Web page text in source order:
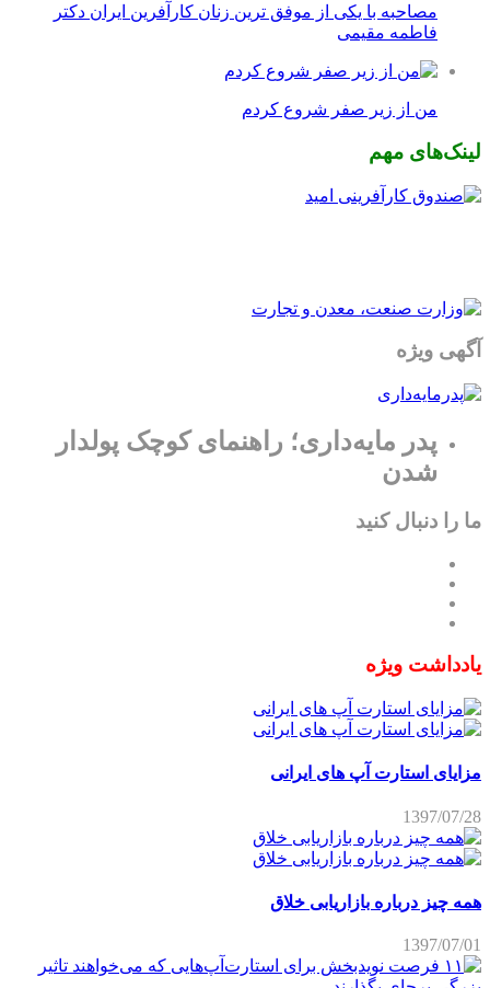
مصاحبه با یکی از موفق ترین زنان کارآفرین ایران دکتر
فاطمه مقیمی
من از زیر صفر شروع کردم
لینک‌های مهم
آگهی ویژه
پدر مایه‌داری؛ راهنمای کوچک پولدار
شدن
ما را دنبال کنید
یادداشت ویژه
مزایای استارت آپ های ایرانی
1397/07/28
همه چیز درباره بازاریابی خلاق
1397/07/01